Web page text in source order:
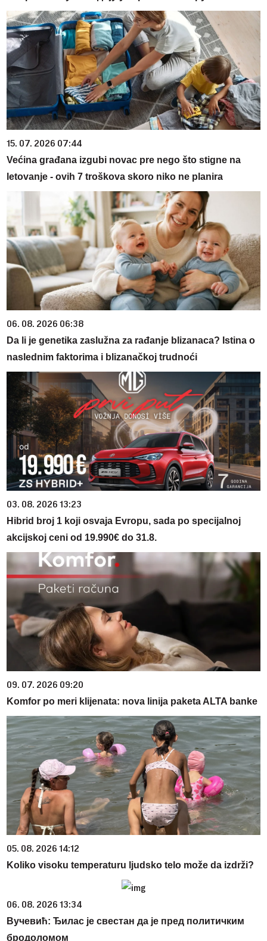
15. 07. 2026 07:44
Većina građana izgubi novac pre nego što stigne na
letovanje - ovih 7 troškova skoro niko ne planira
06. 08. 2026 06:38
Da li je genetika zaslužna za rađanje blizanaca? Istina o
naslednim faktorima i blizanačkoj trudnoći
03. 08. 2026 13:23
Hibrid broj 1 koji osvaja Evropu, sada po specijalnoj
akcijskoj ceni od 19.990€ do 31.8.
09. 07. 2026 09:20
Komfor po meri klijenata: nova linija paketa ALTA banke
05. 08. 2026 14:12
Koliko visoku temperaturu ljudsko telo može da izdrži?
06. 08. 2026 13:34
Вучевић: Ђилас је свестан да је пред политичким
бродоломом